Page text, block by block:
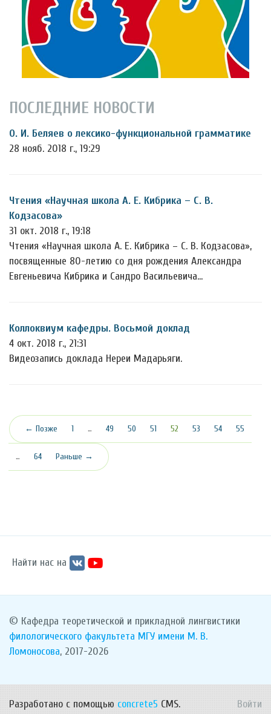
ПОСЛЕДНИЕ НОВОСТИ
О. И. Беляев о лексико-функциональной грамматике
28 нояб. 2018 г., 19:29
Чтения «Научная школа А. Е. Кибрика – С. В.
Кодзасова»
31 окт. 2018 г., 19:18
Чтения «Научная школа А. Е. Кибрика – С. В. Кодзасова»,
посвященные 80-летию со дня рождения Александра
Евгеньевича Кибрика и Сандро Васильевича…
Коллоквиум кафедры. Восьмой доклад
4 окт. 2018 г., 21:31
Видеозапись доклада Нереи Мадарьяги.
← Позже 1 … 49 50 51 52 (текущая)
53 54 55
… 64 Раньше →
Найти нас на
© Кафедра теоретической и прикладной лингвистики
филологического факультета МГУ имени М. В.
Ломоносова, 2017-2026
Разработано с помощью concrete5 CMS. Войти